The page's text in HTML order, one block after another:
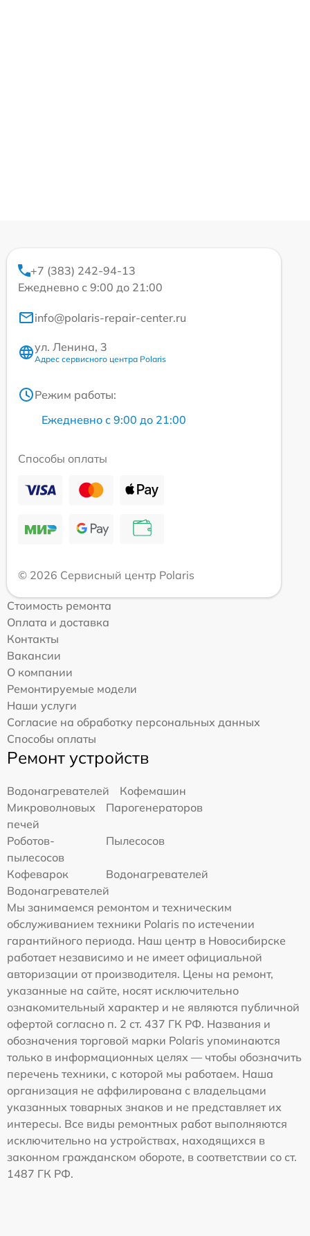
+7 (383) 242-94-13
Ежедневно с 9:00 до 21:00
info@polaris-repair-center.ru
ул. Ленина, 3
Адрес сервисного центра Polaris
Режим работы:
Ежедневно с 9:00 до 21:00
Способы оплаты
© 2026 Сервисный центр Polaris
Стоимость ремонта
Оплата и доставка
Контакты
Вакансии
О компании
Ремонтируемые модели
Наши услуги
Согласие на обработку персональных данных
Способы оплаты
Ремонт устройств
Водонагревателей
Кофемашин
Микроволновых
печей
Парогенераторов
Роботов-
пылесосов
Пылесосов
Кофеварок
Водонагревателей
Водонагревателей
Мы занимаемся ремонтом и техническим
обслуживанием техники Polaris по истечении
гарантийного периода. Наш центр в Новосибирске
работает независимо и не имеет официальной
авторизации от производителя. Цены на ремонт,
указанные на сайте, носят исключительно
ознакомительный характер и не являются публичной
офертой согласно п. 2 ст. 437 ГК РФ. Названия и
обозначения торговой марки Polaris упоминаются
только в информационных целях — чтобы обозначить
перечень техники, с которой мы работаем. Наша
организация не аффилирована с владельцами
указанных товарных знаков и не представляет их
интересы. Все виды ремонтных работ выполняются
исключительно на устройствах, находящихся в
законном гражданском обороте, в соответствии со ст.
1487 ГК РФ.